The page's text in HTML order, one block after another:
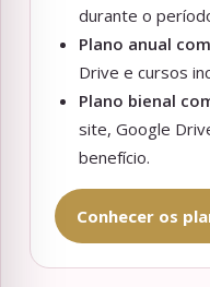
durante o
Plano anual
Drive e cursos
Plano bienal
site, Google
benefício.
Conhecer os